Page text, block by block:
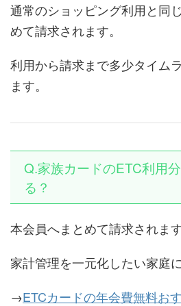
通常のショッピング利用と同
めて請求されます。
利用から請求まで多少タイム
ます。
Q.家族カードのETC利用
る？
本会員へまとめて請求されます
家計管理を一元化したい家庭
→ETCカードの年会費無料お